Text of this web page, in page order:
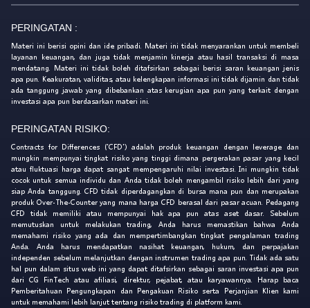
PERINGATAN :
Materi ini berisi opini dan ide pribadi. Materi ini tidak menyarankan untuk membeli
layanan keuangan, dan juga tidak menjamin kinerja atau hasil transaksi di masa
mendatang. Materi ini tidak boleh ditafsirkan sebagai berisi saran keuangan jenis
apa pun. Keakuratan, validitas, atau kelengkapan informasi ini tidak dijamin dan tidak
ada tanggung jawab yang dibebankan atas kerugian apa pun yang terkait dengan
investasi apa pun berdasarkan materi ini.
PERINGATAN RISIKO:
Contracts for Differences ('CFD') adalah produk keuangan dengan leverage dan
mungkin mempunyai tingkat risiko yang tinggi dimana pergerakan pasar yang kecil
atau fluktuasi harga dapat sangat mempengaruhi nilai investasi. Ini mungkin tidak
cocok untuk semua individu dan Anda tidak boleh mengambil risiko lebih dari yang
siap Anda tanggung. CFD tidak diperdagangkan di bursa mana pun dan merupakan
produk Over-The-Counter yang mana harga CFD berasal dari pasar acuan. Pedagang
CFD tidak memiliki atau mempunyai hak apa pun atas aset dasar. Sebelum
memutuskan untuk melakukan trading, Anda harus memastikan bahwa Anda
memahami risiko yang ada dan mempertimbangkan tingkat pengalaman trading
Anda. Anda harus mendapatkan nasihat keuangan, hukum, dan perpajakan
independen sebelum melanjutkan dengan instrumen trading apa pun. Tidak ada satu
hal pun dalam situs web ini yang dapat ditafsirkan sebagai saran investasi apa pun
dari CG FinTech atau afiliasi, direktur, pejabat, atau karyawannya. Harap baca
Pemberitahuan Pengungkapan dan Pengakuan Risiko serta Perjanjian Klien kami
untuk memahami lebih lanjut tentang risiko trading di platform kami.